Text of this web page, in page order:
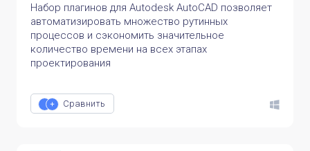
Набор плагинов для Autodesk AutoCAD позволяет
автоматизировать множество рутинных
процессов и сэкономить значительное
количество времени на всех этапах
проектирования
Сравнить